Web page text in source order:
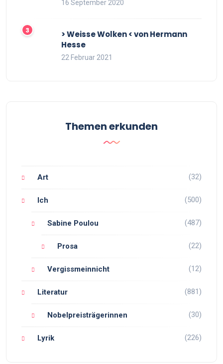
16 September 2020
> Weisse Wolken < von Hermann
Hesse
22 Februar 2021
Themen erkunden
Art (32)
Ich (500)
Sabine Poulou (487)
Prosa (22)
Vergissmeinnicht (12)
Literatur (881)
Nobelpreisträgerinnen (30)
Lyrik (226)